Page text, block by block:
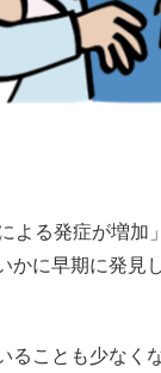
よる発症が増加
に早期に発見
ることも少なく